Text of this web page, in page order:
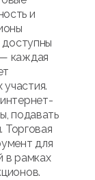
и
доступны
каждая
подавать
Торговая
для
в рамках